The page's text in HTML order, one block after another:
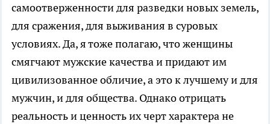
самоотверженности для разведки новых земель,
для сражения, для выживания в суровых
условиях. Да, я тоже полагаю, что женщины
смягчают мужские качества и придают им
цивилизованное обличие, а это к лучшему и для
мужчин, и для общества. Однако отрицать
реальность и ценность их черт характера не